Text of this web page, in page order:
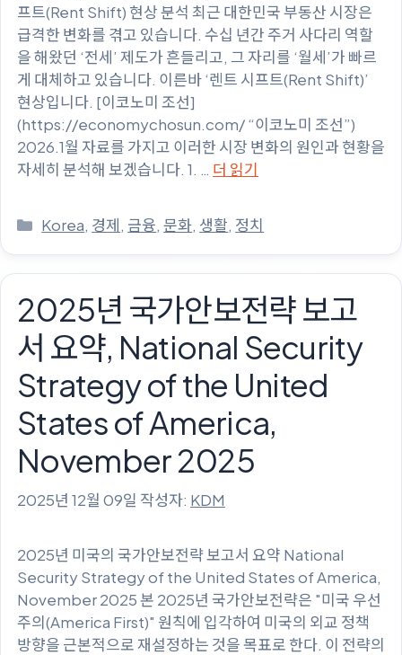
프트(Rent Shift) 현상 분석 최근 대한민국 부동산 시장은
급격한 변화를 겪고 있습니다. 수십 년간 주거 사다리 역할
을 해왔던 ‘전세’ 제도가 흔들리고, 그 자리를 ‘월세’가 빠르
게 대체하고 있습니다. 이른바 ‘렌트 시프트(Rent Shift)’
현상입니다. [이코노미 조선]
(https://economychosun.com/ “이코노미 조선”)
2026.1월 자료를 가지고 이러한 시장 변화의 원인과 현황을
자세히 분석해 보겠습니다. 1. … 더 읽기
카
Korea, 경제, 금융,문화, 생활, 정치
2025년 국가안보전략 보고
서 요약, National Security
Strategy of the United
States of America,
November 2025
2025년 12월 09일 작성자: KDM
2025년 미국의 국가안보전략 보고서 요약 National
Security Strategy of the United States of America,
November 2025 본 2025년 국가안보전략은 "미국 우선
주의(America First)" 원칙에 입각하여 미국의 외교 정책
방향을 근본적으로 재설정하는 것을 목표로 한다. 이 전략의